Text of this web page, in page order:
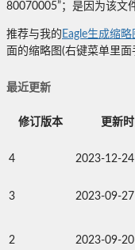
80070005”；是因为该文
推荐与我的 Eagle生成缩略
面的缩略图(右键菜单里
最近更新
修订版本 更新时
4 2023-12-
3 2023-09-
2 2023-09-